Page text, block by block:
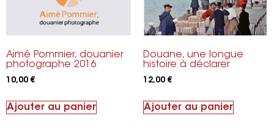
Aimé Pommier, douanier
photographe 2016
10,00€
Ajouter au panier
Douane, une longue
histoire à déclarer
12,00€
Ajouter au panier